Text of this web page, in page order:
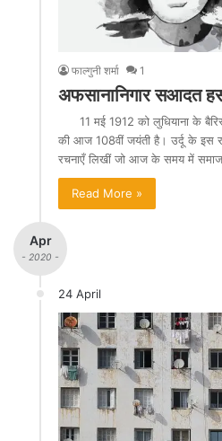
फाल्गुनी शर्मा 1
अफसानानिगार सआदत
11 मई 1912 को लुधियाना के
की आज 108वीं जयंती है। उर्दू के इस
रचनाएँ लिखीं जो आज के समय में
Read More »
Apr
- 2020 -
24 April